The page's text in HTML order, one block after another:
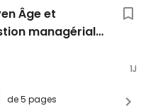
Âge et
managériale
1J
de 5 pages